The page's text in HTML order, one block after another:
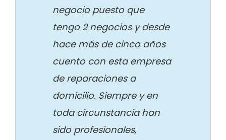
negocio puesto que
tengo 2 negocios y desde
hace más de cinco años
cuento con esta empresa
de reparaciones a
domicilio. Siempre y en
toda circunstancia han
sido profesionales,